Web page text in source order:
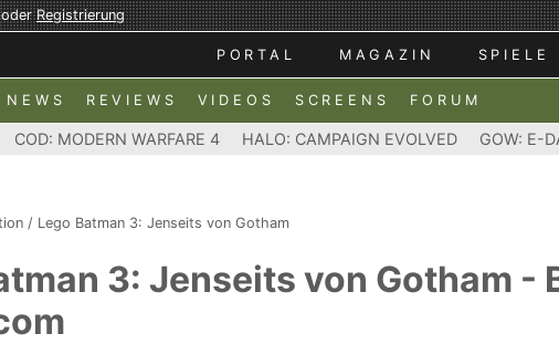
Registrierung
PORTAL MAGAZIN SPIELE
NEWS REVIEWS VIDEOS SCREENS FORUM
COD: MODERN WARFARE 4 HALO: CAMPAIGN EVOLVED GOW: E-
/ Lego Batman 3: Jenseits von Gotham
3: Jenseits von Gotham -